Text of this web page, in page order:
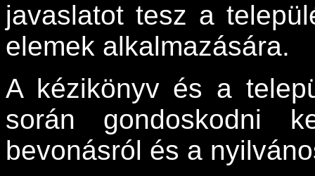
javaslatot tesz a
elemek alkalmazására.
A kézikönyv és a
során gondoskodni
bevonásról és a